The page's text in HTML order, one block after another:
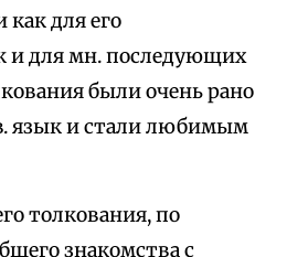
для его
и для мн. последующих
были очень рано
язык и стали любимым
толкования, по
знакомства с